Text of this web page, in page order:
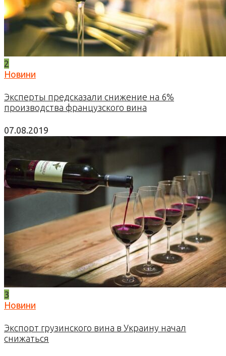
2
Новини
Эксперты предсказали снижение на 6%
производства французского вина
07.08.2019
3
Новини
Экспорт грузинского вина в Украину начал
снижаться